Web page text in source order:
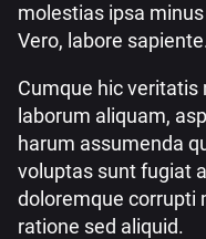
molestias ipsa
Vero, labore
Cumque hic
laborum aliquam,
harum assumenda
voluptas sunt fugiat
doloremque corrupti
ratione sed aliquid.